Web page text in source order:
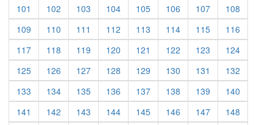
101
102 103 104 105 106 107
108
109
110 111 112 113 114 115
116
117
118 119 120 121 122 123
124
125
126 127 128 129 130 131
132
133
134 135 136 137 138 139
140
141
142 143 144 145 146 147
148